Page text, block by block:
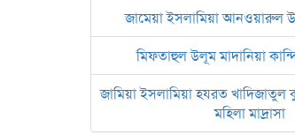
জামেয়া ইসলামিয়া আনওয়ারুল
মিফতাহুল উলূম মাদানিয়া
জামিয়া ইসলামিয়া হযরত খাদিজাতুল
মহিলা মাদ্রাসা